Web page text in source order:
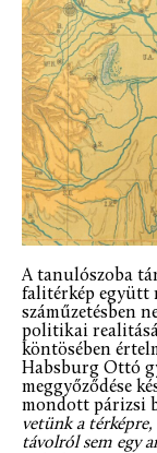
A tanulószoba
falitérkép együtt
száműzetésben
politikai
köntösében
Habsburg Ottó
meggyőződése
mondott párizsi
vetünk a
távolról sem egy